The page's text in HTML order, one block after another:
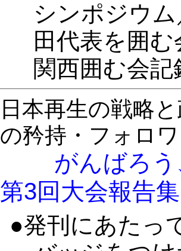
シンポジウ
田代表を囲
関西囲む会記
日本再生の戦略
の矜持・フォロ
がんばろう
第3回大会報告集
●発刊にあたっ